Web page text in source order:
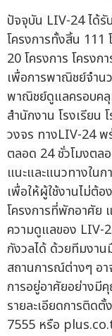
ปัจจุบัน LIV-24 ได้รั
โครงการทั้งสิ้น 111
20 โครงการ โครงก
เพื่อการพาณิชย์จำน
พาณิชย์ดูแลครอบคลุ
สำนักงาน โรงเรียน
วงจร ทางLIV-24
ตลอด 24 ชั่วโมงตล
แนะและแนวทางใน
เพื่อให้ผู้ใช้งานไม่ต้
โครงการที่พักอาศัย
ความดูแลของ LIV-
กังวลได้ ด้วยทีมงา
สถานการณ์ต่างๆ อา
การอยู่อาศัยอย่างมี
รายละเอียดการติด
7555 หรือ